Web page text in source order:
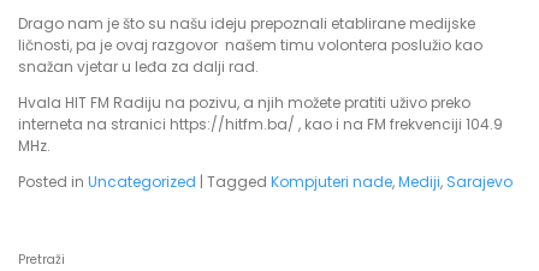
Drago nam je što su našu ideju prepoznali etablirane medijske
ličnosti, pa je ovaj razgovor našem timu volontera poslužio kao
snažan vjetar u leđa za dalji rad.
Hvala HIT FM Radiju na pozivu, a njih možete pratiti uživo preko
interneta na stranici https://hitfm.ba/ , kao i na FM frekvenciji 104.9
MHz.
Posted in Uncategorized | Tagged Kompjuteri nade,Mediji, Sarajevo
Pretraži